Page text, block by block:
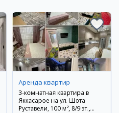
Аренда квартир
3-комнатная квартира в
Яккасарое на ул. Шота
Руставели, 100 м², 8/9 эт.,